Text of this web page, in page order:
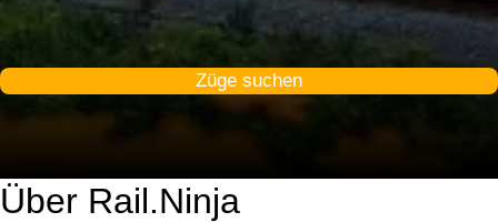
Züge suchen
Über Rail.Ninja